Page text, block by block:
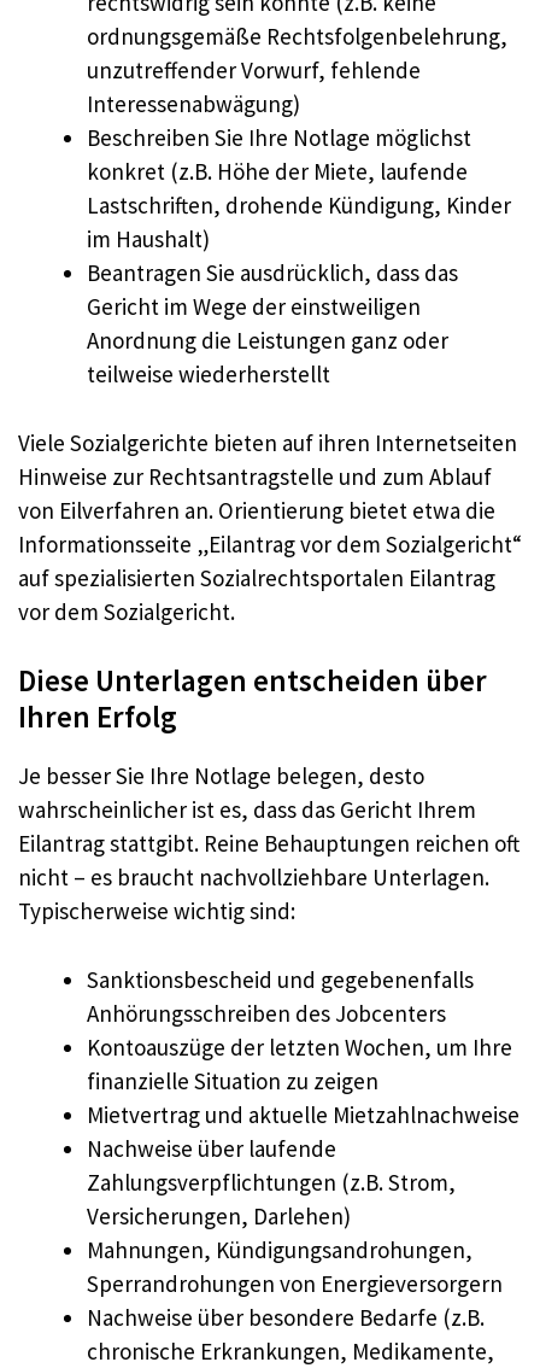
ordnungsgemäße Rechtsfolgenbelehrung,
unzutreffender Vorwurf, fehlende
Interessenabwägung)
Beschreiben Sie Ihre Notlage möglichst
konkret (z.B. Höhe der Miete, laufende
Lastschriften, drohende Kündigung, Kinder
im Haushalt)
Beantragen Sie ausdrücklich, dass das
Gericht im Wege der einstweiligen
Anordnung die Leistungen ganz oder
teilweise wiederherstellt
Viele Sozialgerichte bieten auf ihren Internetseiten
Hinweise zur Rechtsantragstelle und zum Ablauf
von Eilverfahren an. Orientierung bietet etwa die
Informationsseite „Eilantrag vor dem Sozialgericht“
auf spezialisierten Sozialrechtsportalen Eilantrag
vor dem Sozialgericht.
Diese Unterlagen entscheiden über
Ihren Erfolg
Je besser Sie Ihre Notlage belegen, desto
wahrscheinlicher ist es, dass das Gericht Ihrem
Eilantrag stattgibt. Reine Behauptungen reichen oft
nicht – es braucht nachvollziehbare Unterlagen.
Typischerweise wichtig sind:
Sanktionsbescheid und gegebenenfalls
Anhörungsschreiben des Jobcenters
Kontoauszüge der letzten Wochen, um Ihre
finanzielle Situation zu zeigen
Mietvertrag und aktuelle Mietzahlnachweise
Nachweise über laufende
Zahlungsverpflichtungen (z.B. Strom,
Versicherungen, Darlehen)
Mahnungen, Kündigungsandrohungen,
Sperrandrohungen von Energieversorgern
Nachweise über besondere Bedarfe (z.B.
chronische Erkrankungen, Medikamente,